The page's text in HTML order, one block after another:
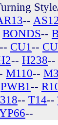
--
BONDS--
-- CU1--
-- H238--
M110--
PWB1--
-- T14--
--